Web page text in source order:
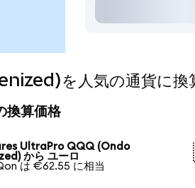
を人気の通貨に換
換算価格
UltraPro QQQ (Ondo
から ユーロ
は €62.55 に相当